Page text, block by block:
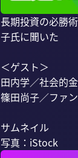
長期投資の必勝
子氏に聞いた
＜ゲスト＞
田内学／社会的
篠田尚子／ファ
サムネイル
写真：iStock